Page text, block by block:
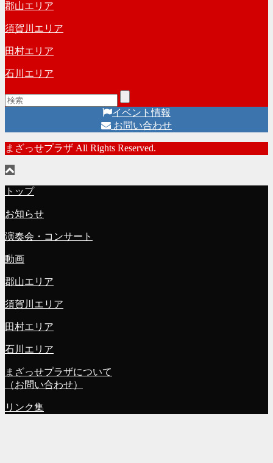
郡山エリア
須賀川エリア
田村エリア
石川エリア
イベント情報
お問い合わせ
まざっせプラザ All Rights Reserved.
トップ
お知らせ
演奏会・コンサート
動画
郡山エリア
須賀川エリア
田村エリア
石川エリア
まざっせプラザについて
（お問い合わせ）
リンク集